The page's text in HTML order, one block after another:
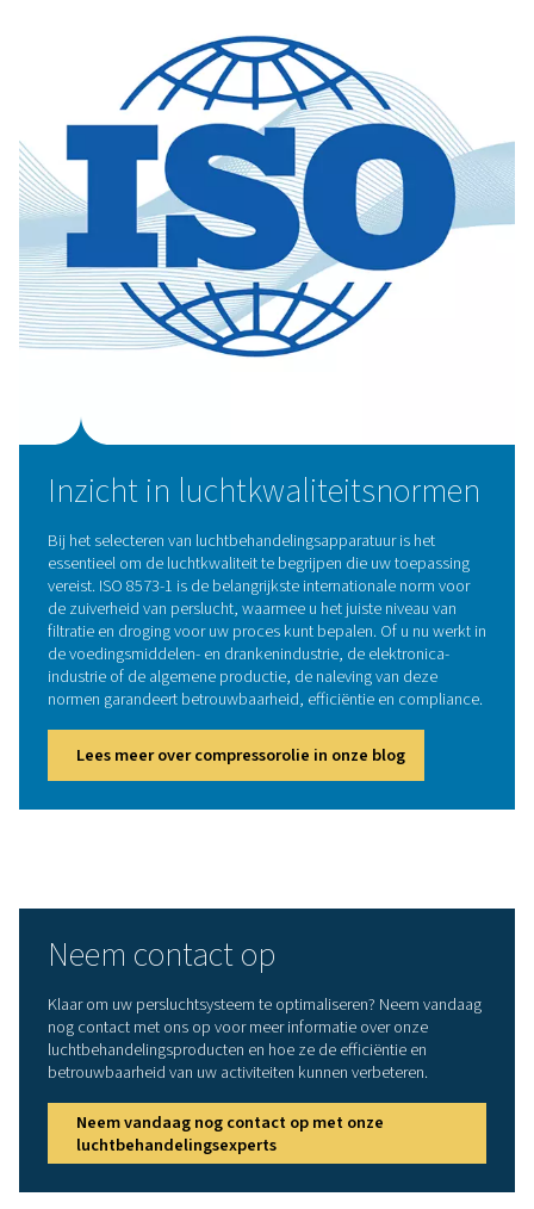
Ontdek onze oplossingen
persluchtbehandeling
Wij bieden een reeks producten die zijn
verschillende uitdagingen op het gebied van
pakken:
Persluchtdrogers
: deze apparaten verwijderen
perslucht, waardoor corrosie en schade aan
worden voorkomen. De opties omvatten koel-
sorptiedrogers, die elk geschikt zijn voor
toepassingen en vereiste dauwpunten.
verwijderen van vaste deeltjes, olieaerosolen en
verontreinigingen en zorgen ervoor dat uw
aan de zuiverheidsnormen die nodig zijn voor uw
Condensaatbeheersystemen: Het is van
om het mengsel van water en olie dat tijdens de
wordt geproduceerd, effectief te beheren. Onze
voor condensaatbeheer vergemakkelijken de
efficiënte scheiding en verwijdering van deze
wat bijdraagt aan de naleving van de
De juiste
kiezen
De keuze van de juiste luchtbehandelingsapparatuur
van verschillende factoren. Het is belangrijk om
luchtkwaliteitseisen te definiëren op basis van uw
industrienormen, rekening te houden met de
nodig is om bij uw compressorcapaciteit te passen en
te houden met omgevingsomstandigheden zoals
en vochtigheid, die van invloed kunnen zijn op